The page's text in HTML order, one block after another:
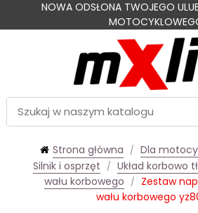
NOWA ODSŁONA TWOJEGO
Strona główna Dla
Silnik i osprzęt
Układ korbowo
wału korbowego
Zestaw
wału korbowego